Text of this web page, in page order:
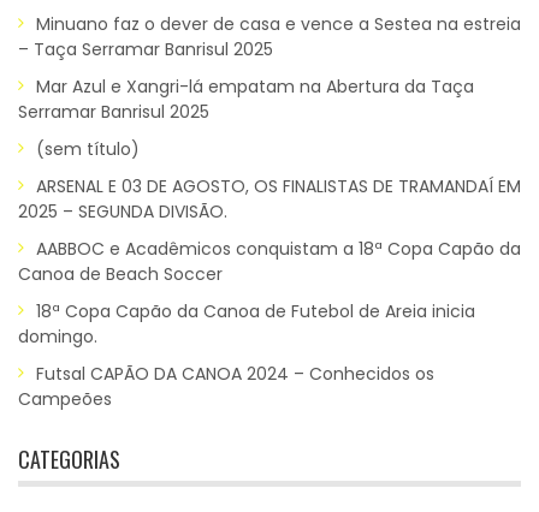
Minuano faz o dever de casa e vence a Sestea na estreia
– Taça Serramar Banrisul 2025
Mar Azul e Xangri-lá empatam na Abertura da Taça
Serramar Banrisul 2025
(sem título)
ARSENAL E 03 DE AGOSTO, OS FINALISTAS DE TRAMANDAÍ EM
2025 – SEGUNDA DIVISÃO.
AABBOC e Acadêmicos conquistam a 18ª Copa Capão da
Canoa de Beach Soccer
18ª Copa Capão da Canoa de Futebol de Areia inicia
domingo.
Futsal CAPÃO DA CANOA 2024 – Conhecidos os
Campeões
CATEGORIAS